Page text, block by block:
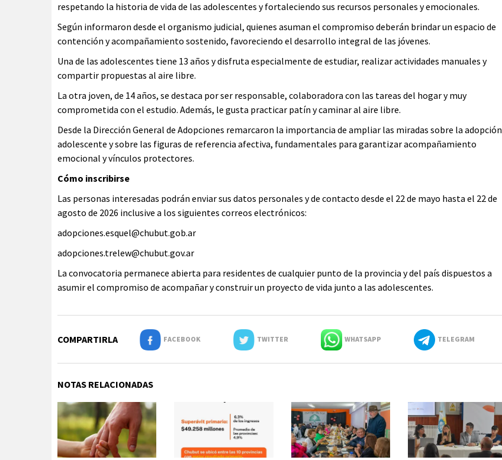
respetando la historia de vida de las adolescentes y fortaleciendo sus recursos personales y emocionales.
Según informaron desde el organismo judicial, quienes asuman el compromiso deberán brindar un espacio de
contención y acompañamiento sostenido, favoreciendo el desarrollo integral de las jóvenes.
Una de las adolescentes tiene 13 años y disfruta especialmente de estudiar, realizar actividades manuales y
compartir propuestas al aire libre.
La otra joven, de 14 años, se destaca por ser responsable, colaboradora con las tareas del hogar y muy
comprometida con el estudio. Además, le gusta practicar patín y caminar al aire libre.
Desde la Dirección General de Adopciones remarcaron la importancia de ampliar las miradas sobre la adopción
adolescente y sobre las figuras de referencia afectiva, fundamentales para garantizar acompañamiento
emocional y vínculos protectores.
Cómo inscribirse
Las personas interesadas podrán enviar sus datos personales y de contacto desde el 22 de mayo hasta el 22 de
agosto de 2026 inclusive a los siguientes correos electrónicos:
adopciones.esquel@chubut.gob.ar
adopciones.trelew@chubut.gov.ar
La convocatoria permanece abierta para residentes de cualquier punto de la provincia y del país dispuestos a
asumir el compromiso de acompañar y construir un proyecto de vida junto a las adolescentes.
COMPARTIRLA FACEBOOK TWITTER WHATSAPP TELEGRAM
NOTAS RELACIONADAS